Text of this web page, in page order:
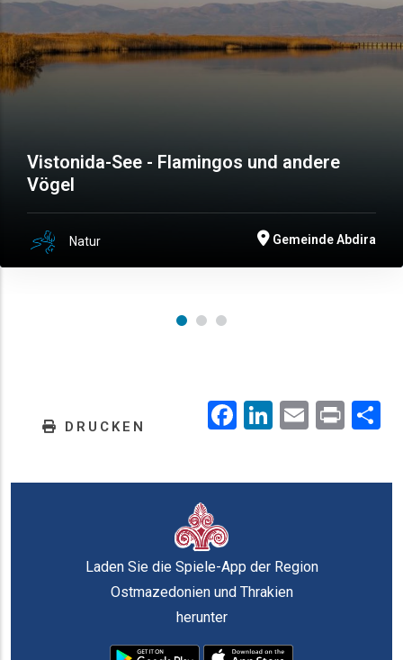
Vistonida-See - Flamingos und andere
Vögel
Natur Gemeinde Abdira
DRUCKEN Facebook
LinkedIn
EmailPrint
Laden Sie die Spiele-App der Region
Ostmazedonien und Thrakien
herunter